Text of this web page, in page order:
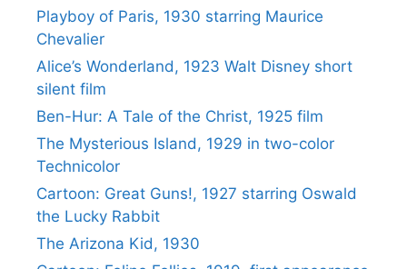
Playboy of Paris, 1930 starring Maurice
Chevalier
Alice’s Wonderland, 1923 Walt Disney short
silent film
Ben-Hur: A Tale of the Christ, 1925 film
The Mysterious Island, 1929 in two-color
Technicolor
Cartoon: Great Guns!, 1927 starring Oswald
the Lucky Rabbit
The Arizona Kid, 1930